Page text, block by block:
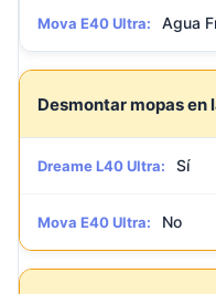
Mova E40 Ultra: Agua
Desmontar mopas en
Dreame L40 Ultra: Sí
Mova E40 Ultra: No